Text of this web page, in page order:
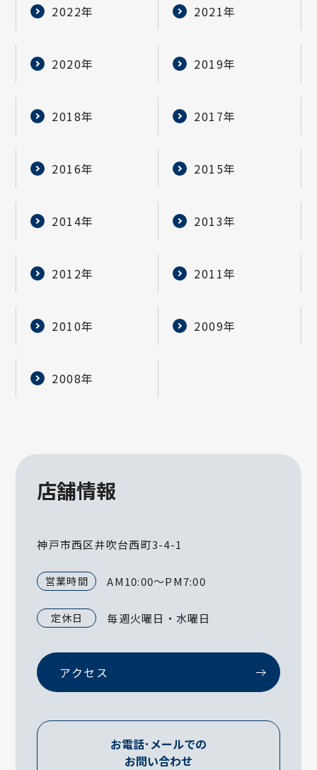
2022年 2021年
2020年 2019年
2018年 2017年
2016年 2015年
2014年 2013年
2012年 2011年
2010年 2009年
2008年
店舗情報
神戸市西区井吹台西町3-4-1
営業時間 AM10:00～PM7:00
定休日 毎週火曜日・水曜日
アクセス
お電話･メールでの
お問い合わせ